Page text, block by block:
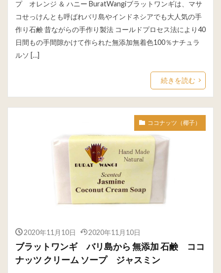
プ オレンジ ＆ ハニー BuratWangiブラットワンギは、マサ
コせっけんとも呼ばれバリ島やインドネシアでも大人気の手
作り石鹸 昔ながらの手作り製法 コールドプロセス法により40
日間もの手間隙かけて作られた無添加無着色100％ナチュラ
ルソ […]
続きを読む
ココナッツ（椰子）
2020年11月10日 2020年11月10日
ブラットワンギ バリ島から 無添加 石鹸 ココ
ナッツ クリーム ソープ ジャスミン